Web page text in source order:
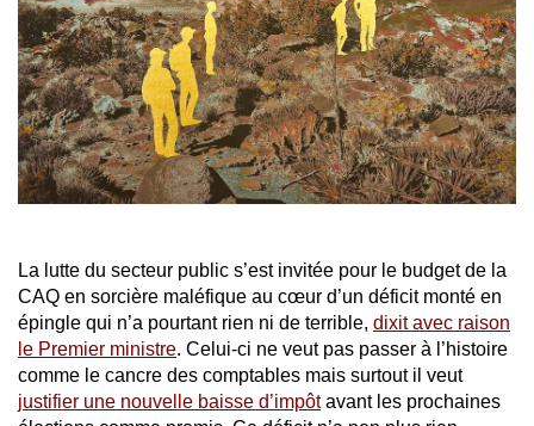
La lutte du secteur public s’est invitée pour le budget de la
CAQ en sorcière maléfique au cœur d’un déficit monté en
épingle qui n’a pourtant rien ni de terrible, dixit avec raison
le Premier ministre. Celui-ci ne veut pas passer à l’histoire
comme le cancre des comptables mais surtout il veut
justifier une nouvelle baisse d’impôtavant les prochaines